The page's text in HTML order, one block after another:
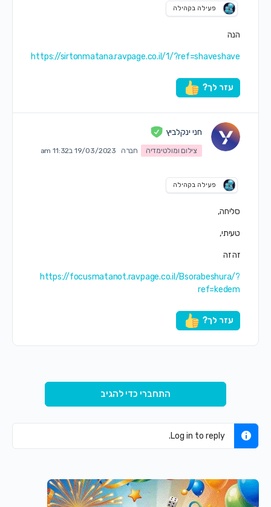
פעילה בקהילה
הנה
https://sirtonmatana.ravpage.co.il/1/?ref=shaveshave
עזר לך?
חני ינקלביץ
צילום ומולטימדיה חברה 19/03/2023 ב11:32 am
פעילה בקהילה
סליחה,
טעיתי,
זה זה
https://focusmatanot.ravpage.co.il/Bsorabeshura/?
ref=kedem
עזר לך?
התחברי כדי להגיב
Log in to reply.